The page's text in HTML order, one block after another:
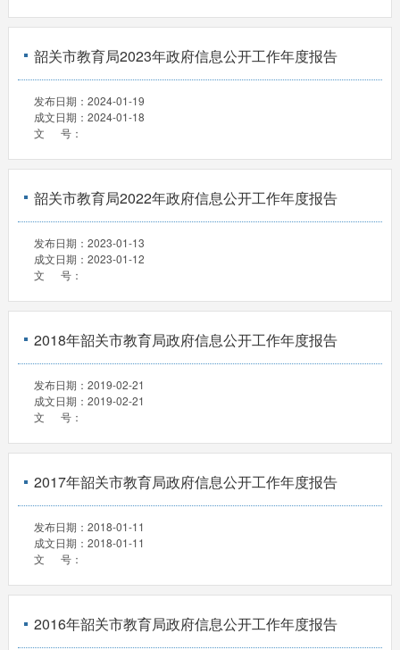
韶关市教育局2023年政府信息公开工作年度报告
发布日期： 2024-01-19
成文日期： 2024-01-18
文 号：
韶关市教育局2022年政府信息公开工作年度报告
发布日期： 2023-01-13
成文日期： 2023-01-12
文 号：
2018年韶关市教育局政府信息公开工作年度报告
发布日期： 2019-02-21
成文日期： 2019-02-21
文 号：
2017年韶关市教育局政府信息公开工作年度报告
发布日期： 2018-01-11
成文日期： 2018-01-11
文 号：
2016年韶关市教育局政府信息公开工作年度报告